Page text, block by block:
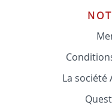
La société